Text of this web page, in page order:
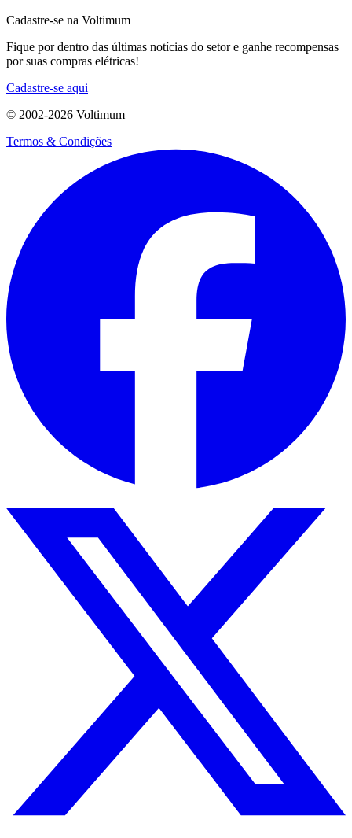
Cadastre-se na Voltimum
Fique por dentro das últimas notícias do setor e ganhe recompensas
por suas compras elétricas!
Cadastre-se aqui
© 2002-2026 Voltimum
Termos & Condições